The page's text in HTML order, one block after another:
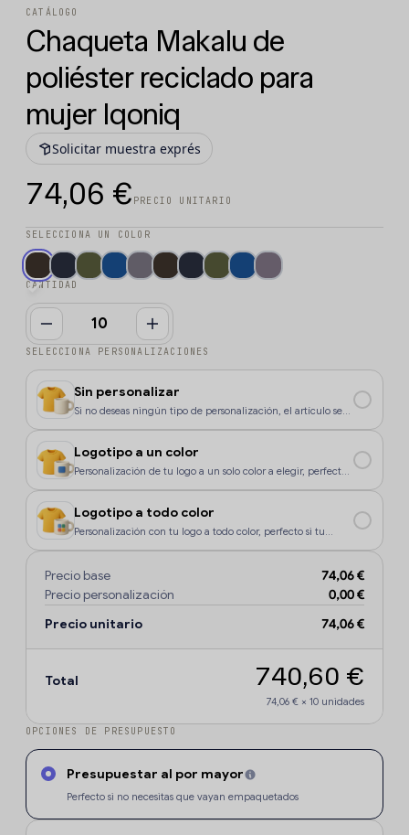
CATÁLOGO
Chaqueta Makalu de
poliéster reciclado para
mujer Iqoniq
Solicitar muestra exprés
74,06 € PRECIO UNITARIO
SELECCIONA UN COLOR
CANTIDAD
SELECCIONA PERSONALIZACIONES
Sin personalizar
Si no deseas ningún tipo de personalización, el artículo se
Logotipo a un color
Personalización de tu logo a un solo color a elegir, perfecto
Logotipo a todo color
Personalización con tu logo a todo color, perfecto si tu
Precio base
74,06 €
Precio personalización
0,00 €
Precio unitario
74,06 €
Total 740,60 €
74,06 € × 10 unidades
OPCIONES DE PRESUPUESTO
Presupuestar al por mayor
Perfecto si no necesitas que vayan empaquetados